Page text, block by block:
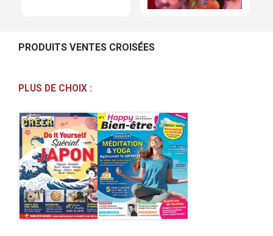
PRODUITS VENTES CROISÉES
PLUS DE CHOIX :